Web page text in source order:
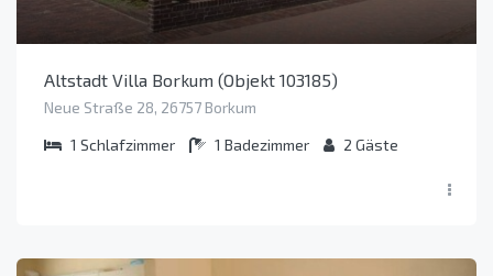
Altstadt Villa Borkum (Objekt 103185)
Neue Straße 28, 26757 Borkum
1 Schlafzimmer 1 Badezimmer 2 Gäste